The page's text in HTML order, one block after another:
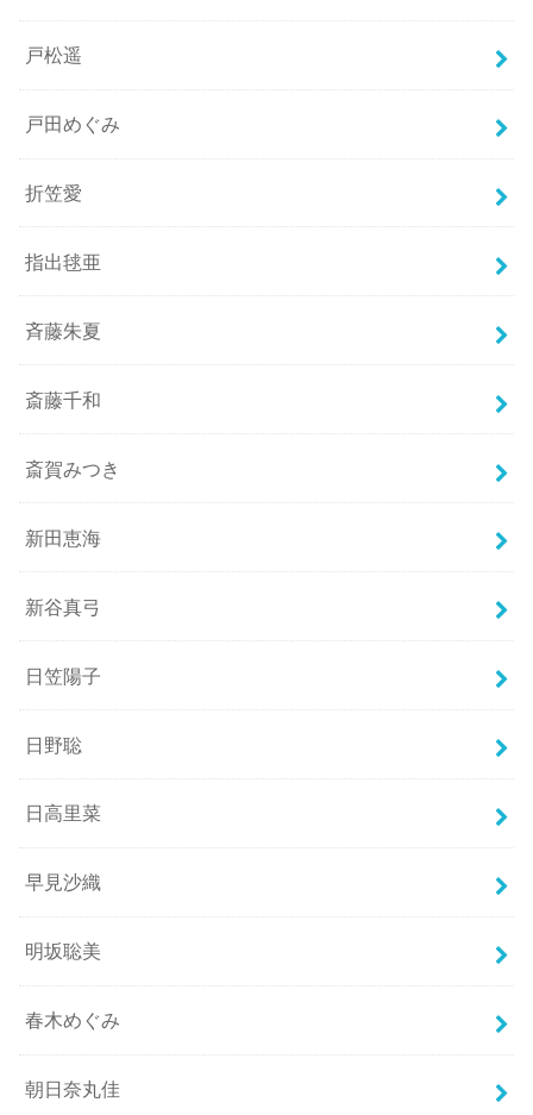
戸松遥
戸田めぐみ
折笠愛
指出毬亜
斉藤朱夏
斎藤千和
斎賀みつき
新田恵海
新谷真弓
日笠陽子
日野聡
日高里菜
早見沙織
明坂聡美
春木めぐみ
朝日奈丸佳